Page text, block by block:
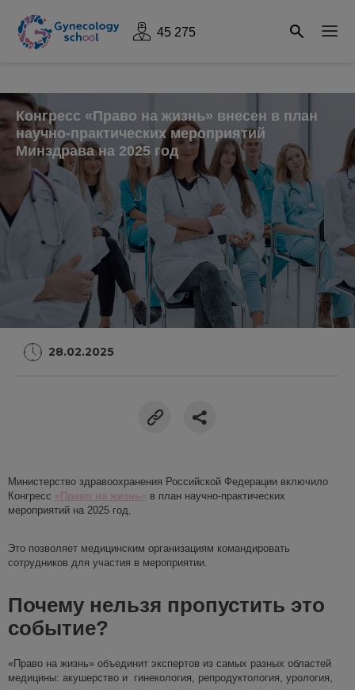
45 275
Конгресс «Право на жизнь» внесен в план
научно-практических мероприятий
Минздрава на 2025 год
28.02.2025
Министерство здравоохранения Российской Федерации включило
Конгресс «Право на жизнь» в план научно-практических
мероприятий на 2025 год.
Это позволяет медицинским организациям командировать
сотрудников для участия в мероприятии.
Почему нельзя пропустить это
событие?
«Право на жизнь» объединит экспертов из самых разных областей
медицины: акушерство и гинекология, репродуктология, урология,